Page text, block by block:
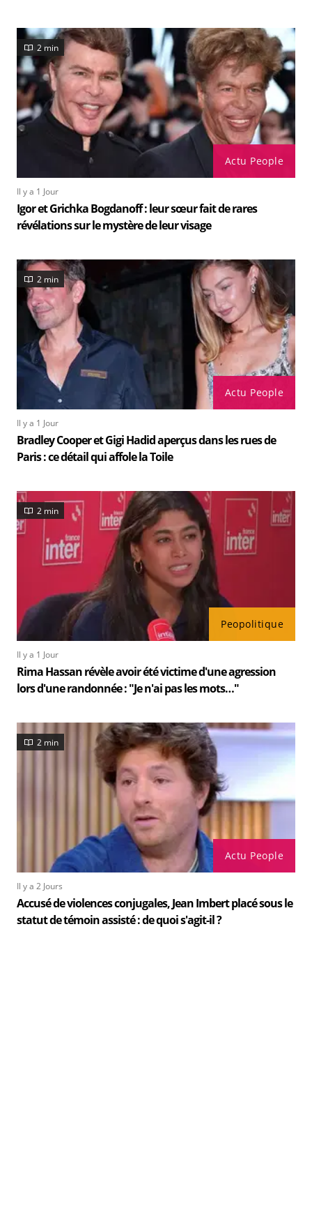
Actu People
2 min
Il y a 1 Jour
Igor et Grichka Bogdanoff : leur sœur fait de rares
révélations sur le mystère de leur visage
Actu People
2 min
Il y a 1 Jour
Bradley Cooper et Gigi Hadid aperçus dans les rues de
Paris : ce détail qui affole la Toile
Peopolitique
2 min
Il y a 1 Jour
Rima Hassan révèle avoir été victime d'une agression
lors d'une randonnée : "Je n'ai pas les mots…"
Actu People
2 min
Il y a 2 Jours
Accusé de violences conjugales, Jean Imbert placé sous le
statut de témoin assisté : de quoi s'agit-il ?